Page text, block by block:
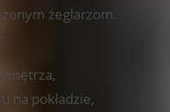
żeglarzom.
:
na pokładzie,